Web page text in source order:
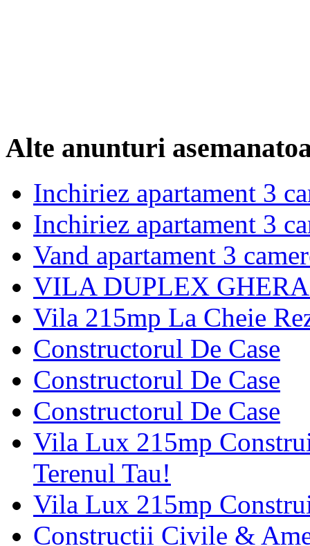
Alte anunturi
Inchiriez apartament 3
Inchiriez apartament 3
Vand apartament 3
VILA DUPLEX
Vila 215mp La Cheie
Constructorul De Case
Constructorul De Case
Constructorul De Case
Vila Lux 215mp
Terenul Tau!
Vila Lux 215mp
Constructii Civile &